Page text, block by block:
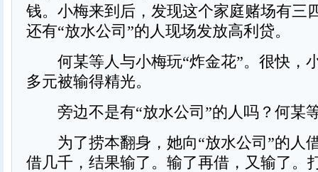
钱。小梅来到后，发现这个家庭赌场有三
还有“放水公司”的人现场发放高利贷。
何某等人与小梅玩“炸金花”。很快，
多元被输得精光。
旁边不是有“放水公司”的人吗？何某
为了捞本翻身，她向“放水公司”的人
借几千，结果输了。输了再借，又输了。